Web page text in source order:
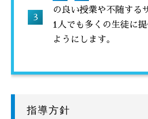
の良い授業や不随する
1人でも多くの生徒に
ようにします。
指導方針